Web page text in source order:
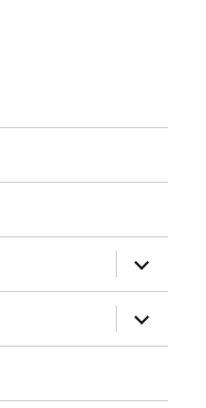
näytä
näytä